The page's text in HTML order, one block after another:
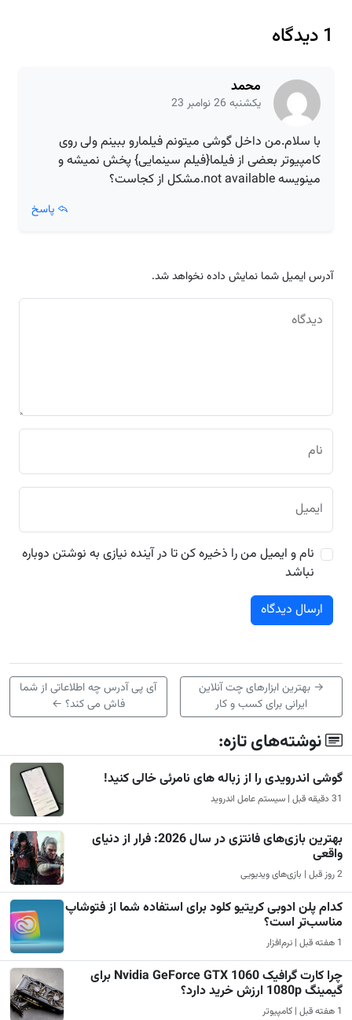
1 دیدگاه
محمد
یکشنبه 26 نوامبر 23
با سلام.من داخل گوشی میتونم فیلمارو ببینم ولی روی
کامپیوتر بعضی از فیلما{فیلم سینمایی} پخش نمیشه و
مینویسه not available.مشکل از کجاست؟
پاسخ
آدرس ایمیل شما نمایش داده نخواهد شد.
دیدگاه
نام
ایمیل
نام و ایمیل من را ذخیره کن تا در آینده نیازی به نوشتن دوباره
نباشد
→ بهترین ابزارهای چت آنلاین
ایرانی برای کسب و کار
آی پی آدرس چه اطلاعاتی از شما
فاش می کند؟ ←
نوشته‌های تازه:
گوشی اندرویدی را از زباله های نامرئی خالی کنید!
31 دقیقه قبل | سیستم عامل اندروید
بهترین بازی‌های فانتزی در سال 2026: فرار از دنیای
واقعی
2 روز قبل | بازی‌های ویدیویی
کدام پلن ادوبی کریتیو کلود برای استفاده شما از فتوشاپ
مناسب‌تر است؟
1 هفته قبل | نرم‌افزار
چرا کارت گرافیک Nvidia GeForce GTX 1060 برای
گیمینگ 1080p ارزش خرید دارد؟
1 هفته قبل | کامپیوتر